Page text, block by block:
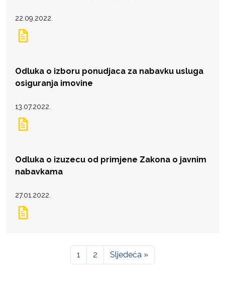
22.09.2022.
Odluka o izboru ponudjaca za nabavku usluga
osiguranja imovine
13.07.2022.
Odluka o izuzecu od primjene Zakona o javnim
nabavkama
27.01.2022.
1 2 Sljedeća »